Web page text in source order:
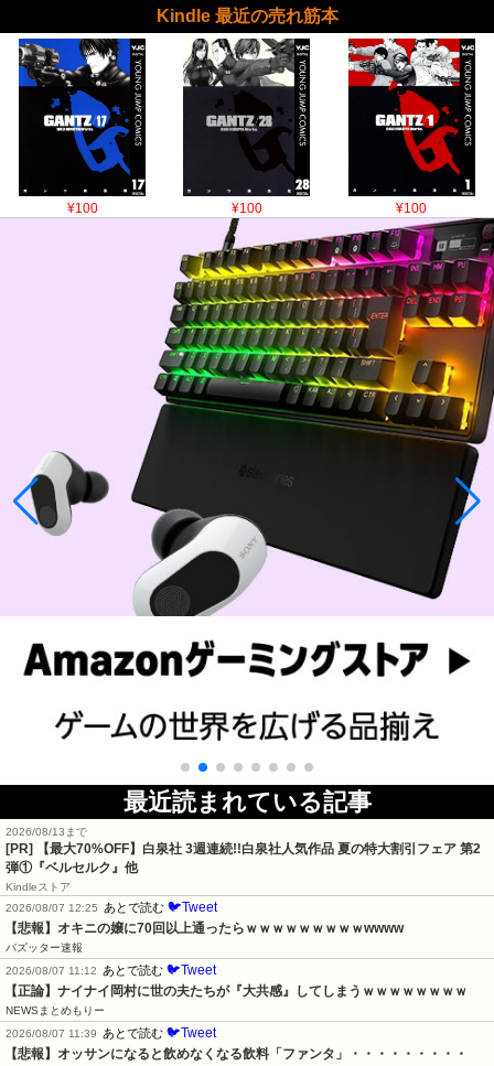
Kindle 最近の売れ筋本
¥100 ¥100 ¥100
最近読まれている記事
2026/08/13まで
[PR] 【最大70%OFF】白泉社 3週連続!!白泉社人気作品 夏の特大割引フェア 第2
弾①『ベルセルク』他
Kindleストア
2026/08/07 12:25 あとで読む 🐦Tweet
【悲報】オキニの嬢に70回以上通ったらｗｗｗｗｗｗｗｗｗwwww
バズッター速報
2026/08/07 11:12 あとで読む 🐦Tweet
【正論】ナイナイ岡村に世の夫たちが『大共感』してしまうｗｗｗｗｗｗｗｗ
NEWSまとめもりー
2026/08/07 11:39 あとで読む 🐦Tweet
【悲報】オッサンになると飲めなくなる飲料「ファンタ」・・・・・・・・・